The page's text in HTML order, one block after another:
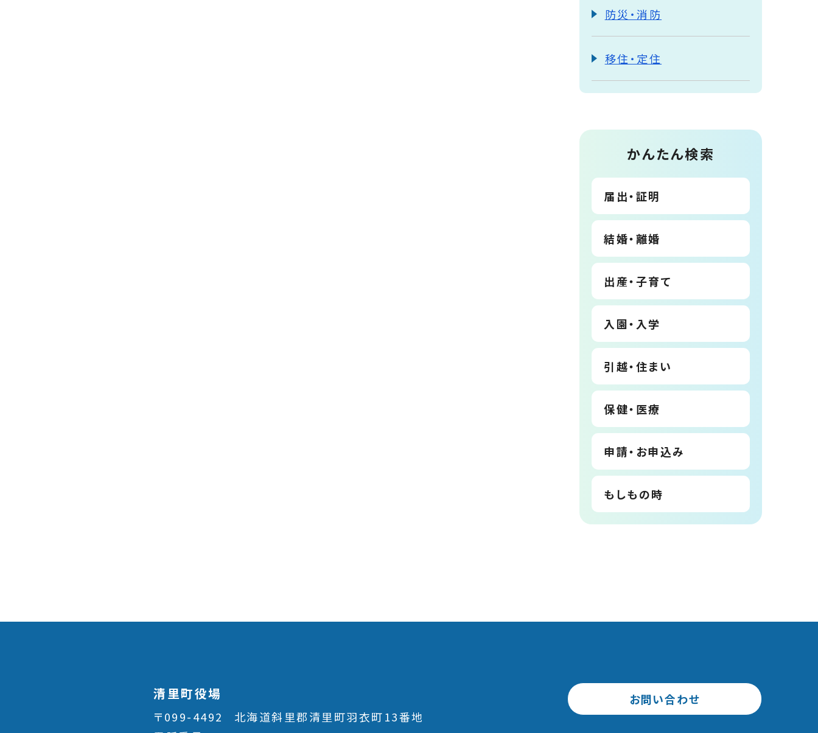
防災・消防
移住・定住
かんたん検索
届出・証明
結婚・離婚
出産・子育て
入園・入学
引越・住まい
保健・医療
申請・お申込み
もしもの時
清里町役場
〒099-4492
北海道斜里郡清里町羽衣町13番地
お問い合わせ